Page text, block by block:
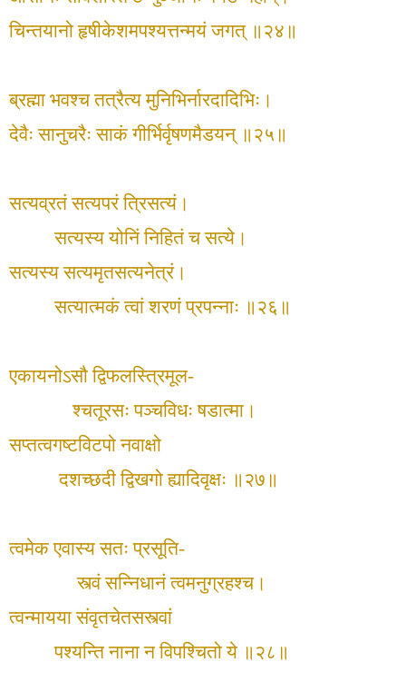
चिन्तयानो हृषीकेशमपश्यत्तन्मयं जगत् ॥२४॥
ब्रह्मा भवश्च तत्रैत्य मुनिभिर्नारदादिभिः।
देवैः सानुचरैः साकं गीर्भिर्वृषणमैडयन् ॥२५॥
सत्यव्रतं सत्यपरं त्रिसत्यं।
सत्यस्य योनिं निहितं च सत्ये।
सत्यस्य सत्यमृतसत्यनेत्रं।
सत्यात्मकं त्वां शरणं प्रपन्नाः ॥२६॥
एकायनोऽसौ द्विफलस्त्रिमूल-
श्चतूरसः पञ्चविधः षडात्मा।
सप्तत्वगष्टविटपो नवाक्षो
दशच्छदी द्विखगो ह्यादिवृक्षः ॥२७॥
त्वमेक एवास्य सतः प्रसूति-
स्त्वं सन्निधानं त्वमनुग्रहश्च।
त्वन्मायया संवृतचेतसस्त्वां
पश्यन्ति नाना न विपश्चितो ये ॥२८॥